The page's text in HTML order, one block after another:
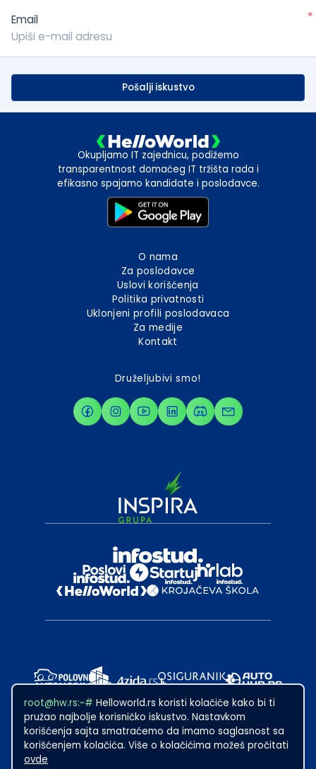
Email *
Pošalji iskustvo
root@hw.rs:~# Helloworld.rs koristi kolačiće kako bi ti
pružao najbolje korisničko iskustvo. Nastavkom
korišćenja sajta smatraćemo da imamo saglasnost sa
korišćenjem kolačića. Više o kolačićima možeš pročitati
ovde
Okupljamo IT zajednicu, podižemo
transparentnost domaćeg IT tržišta rada i
efikasno spajamo kandidate i poslodavce.
O nama
Za poslodavce
Uslovi korišćenja
Politika privatnosti
Uklonjeni profili poslodavaca
Za medije
Kontakt
Druželjubivi smo!